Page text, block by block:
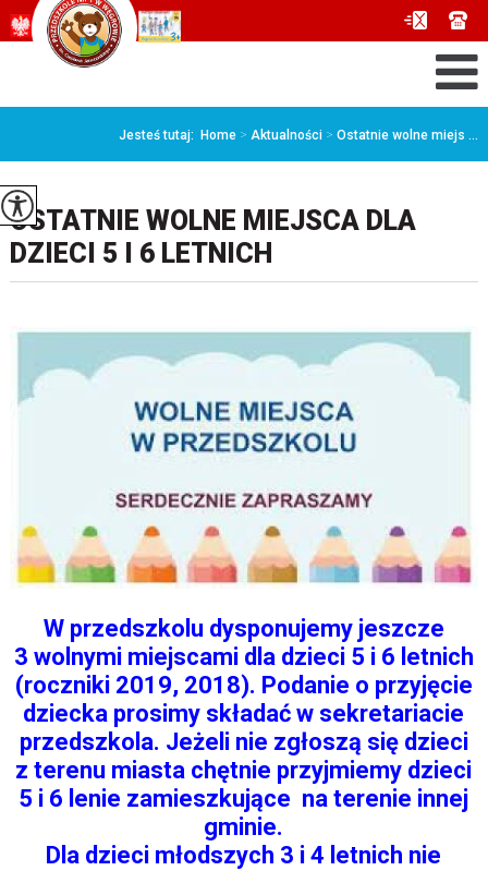
Jesteś tutaj: Home > Aktualności > Ostatnie wolne miejs ...
OSTATNIE WOLNE MIEJSCA DLA
DZIECI 5 I 6 LETNICH
W przedszkolu dysponujemy jeszcze
3 wolnymi miejscami dla dzieci 5 i 6 letnich
(roczniki 2019, 2018). Podanie o przyjęcie
dziecka prosimy składać w sekretariacie
przedszkola. Jeżeli nie zgłoszą się dzieci
z terenu miasta chętnie przyjmiemy dzieci
5 i 6 lenie zamieszkujące na terenie innej
gminie.
Dla dzieci młodszych 3 i 4 letnich nie